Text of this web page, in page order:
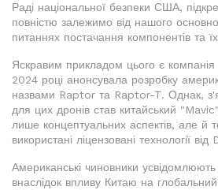
Раді національної безпеки США,
повністю залежимо від нашого
питаннях постачання компонентів та
Яскравим прикладом цього є
2024 році анонсувала розробку
назвами Raptor та Raptor-T. Однак,
для цих дронів став китайський
лише концептуальних аспектів, але й
використані ліцензовані технології від
Американські чиновники
внаслідок впливу Китаю на глобальний